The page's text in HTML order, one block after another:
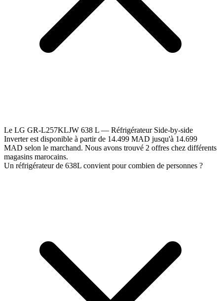
Le LG GR-L257KLJW 638 L — Réfrigérateur Side-by-side
Inverter est disponible à partir de 14.499 MAD jusqu'à 14.699
MAD selon le marchand. Nous avons trouvé 2 offres chez différents
magasins marocains.
Un réfrigérateur de 638L convient pour combien de personnes ?